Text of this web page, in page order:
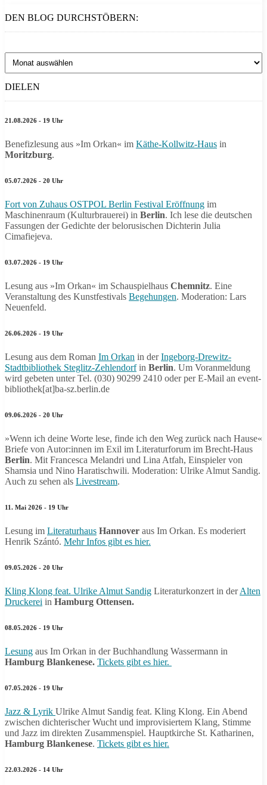
DEN BLOG DURCHSTÖBERN:
Den
Blog
durchstöbern:
DIELEN
21.08.2026 - 19 Uhr
Benefizlesung aus »Im Orkan« im Käthe-Kollwitz-Haus in
Moritzburg.
05.07.2026 - 20 Uhr
Fort von Zuhaus OSTPOL Berlin Festival Eröffnung im
Maschinenraum (Kulturbrauerei) in Berlin. Ich lese die deutschen
Fassungen der Gedichte der belorusischen Dichterin Julia
Cimafiejeva.
03.07.2026 - 19 Uhr
Lesung aus »Im Orkan« im Schauspielhaus Chemnitz. Eine
Veranstaltung des Kunstfestivals Begehungen. Moderation: Lars
Neuenfeld.
26.06.2026 - 19 Uhr
Lesung aus dem Roman Im Orkan in derIngeborg-Drewitz-
Stadtbibliothek Steglitz-Zehlendorfin Berlin. Um Voranmeldung
wird gebeten unter Tel. (030) 90299 2410 oder per E-Mail an event-
bibliothek[at]ba-sz.berlin.de
09.06.2026 - 20 Uhr
»Wenn ich deine Worte lese, finde ich den Weg zurück nach Hause«
Briefe von Autor:innen im Exil im Literaturforum im Brecht-Haus
Berlin. Mit Francesca Melandri und Lina Atfah, Einspieler von
Shamsia und Nino Haratischwili. Moderation: Ulrike Almut Sandig.
Auch zu sehen als Livestream.
11. Mai 2026 - 19 Uhr
Lesung im Literaturhaus Hannover aus Im Orkan. Es moderiert
Henrik Szántó. Mehr Infos gibt es hier.
09.05.2026 - 20 Uhr
Kling Klong feat. Ulrike Almut Sandig Literaturkonzert in derAlten
Druckerei in Hamburg Ottensen.
08.05.2026 - 19 Uhr
Lesung aus Im Orkan in der Buchhandlung Wassermann in
Hamburg Blankenese. Tickets gibt es hier.
07.05.2026 - 19 Uhr
Jazz & Lyrik Ulrike Almut Sandig feat. Kling Klong. Ein Abend
zwischen dichterischer Wucht und improvisiertem Klang, Stimme
und Jazz im direkten Zusammenspiel. Hauptkirche St. Katharinen,
Hamburg Blankenese. Tickets gibt es hier.
22.03.2026 - 14 Uhr